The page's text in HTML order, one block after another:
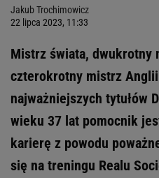
Jakub Trochimowicz
22 lipca 2023, 11:33
Mistrz świata, dwukrotny
czterokrotny mistrz
najważniejszych tytułów
wieku 37 lat pomocnik
karierę z powodu
się na treningu Realu